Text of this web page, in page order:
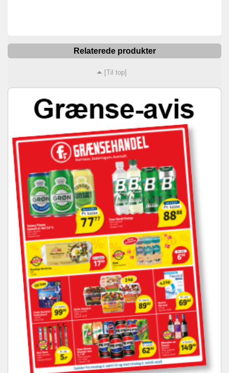
Relaterede produkter
[Til top]